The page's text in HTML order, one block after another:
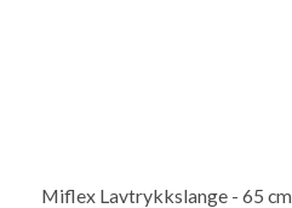
Miflex Lavtrykkslange - 65 cm